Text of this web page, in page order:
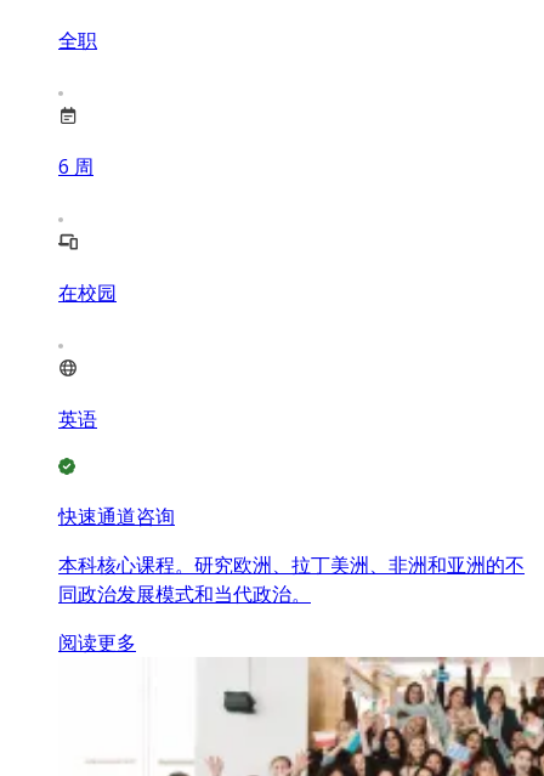
全职
6 周
在校园
英语
快速通道咨询
本科核心课程。研究欧洲、拉丁美洲、非洲和亚洲的不
同政治发展模式和当代政治。
阅读更多